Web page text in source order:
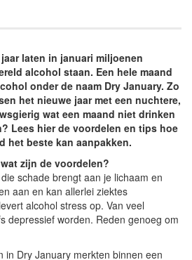
laten in januari miljoenen
alcohol staan. Een hele maand
onder de naam Dry January. Zo
het nieuwe jaar met een nuchtere,
wat een maand niet drinken
Lees hier de voordelen en tips hoe
het beste kan aanpakken.
zijn de voordelen?
schade brengt aan je lichaam en
aan en kan allerlei ziektes
alcohol stress op. Van veel
depressief worden. Reden genoeg om
in Dry January merkten binnen een